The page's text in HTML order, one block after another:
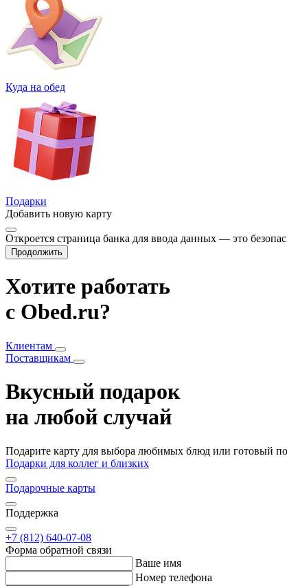
Куда на обед
Подарки
Добавить новую карту
Откроется страница банка для ввода данных — это
Продолжить
Хотите работать
с Obed.ru?
Клиентам
Поставщикам
Вкусный подарок
на любой случай
Подарите карту для выбора любимых блюд или готовый
Подарки для коллег и близких
Подарочные карты
Поддержка
+7 (812) 640-07-08
Форма обратной связи
Ваше имя
Номер телефона